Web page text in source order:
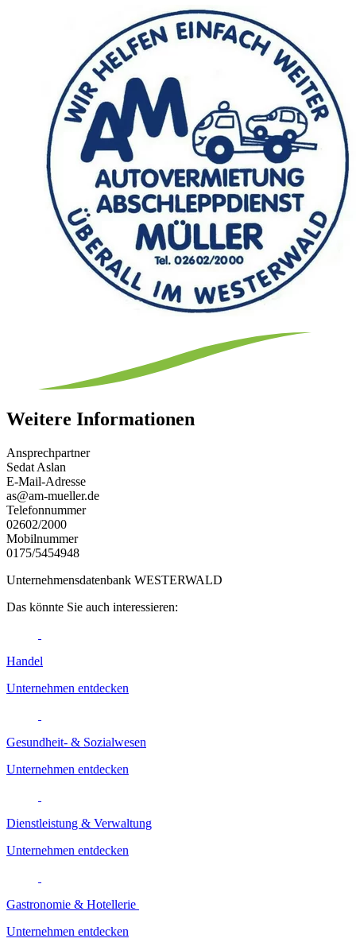
Weitere Informationen
Ansprechpartner
Sedat Aslan
E-Mail-Adresse
as@am-mueller.de
Telefonnummer
02602/2000
Mobilnummer
0175/5454948
Unternehmensdatenbank WESTERWALD
Das könnte Sie auch interessieren:
Handel
Unternehmen entdecken
Gesundheit- & Sozialwesen
Unternehmen entdecken
Dienstleistung & Verwaltung
Unternehmen entdecken
Gastronomie & Hotellerie
Unternehmen entdecken